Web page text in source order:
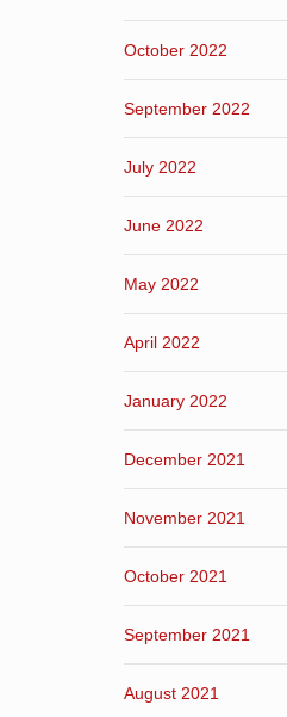
October 2022
September 2022
July 2022
June 2022
May 2022
April 2022
January 2022
December 2021
November 2021
October 2021
September 2021
August 2021